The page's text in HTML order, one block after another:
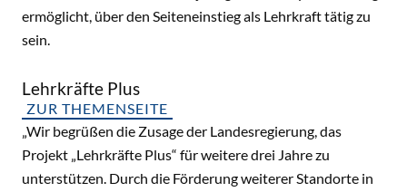
ermöglicht, über den Seiteneinstieg als Lehrkraft tätig zu
sein.
Lehrkräfte Plus
ZUR THEMENSEITE
„Wir begrüßen die Zusage der Landesregierung, das
Projekt „Lehrkräfte Plus“ für weitere drei Jahre zu
unterstützen. Durch die Förderung weiterer Standorte in